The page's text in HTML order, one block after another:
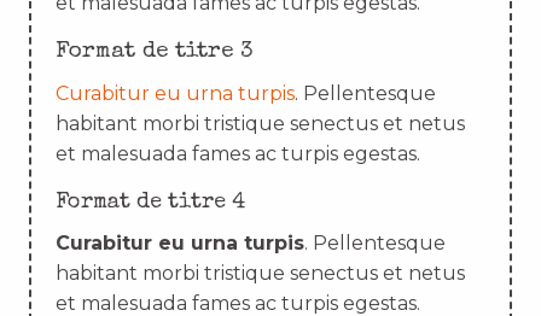
Format de titre 3
Curabitur eu urna turpis. Pellentesque
habitant morbi tristique senectus et netus
et malesuada fames ac turpis egestas.
Format de titre 4
Curabitur eu urna turpis. Pellentesque
habitant morbi tristique senectus et netus
et malesuada fames ac turpis egestas.